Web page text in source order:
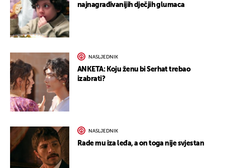
najnagrađivanijih dječjih glumaca
NASLJEDNIK
ANKETA: Koju ženu bi Serhat trebao
izabrati?
NASLJEDNIK
Rade mu iza leđa, a on toga nije svjestan